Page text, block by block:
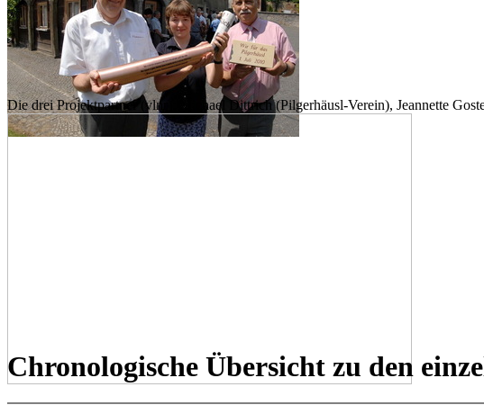
Die drei Projektpartner (vlnr): Michael Dittrich (Pilgerhäusl-Verein), Jeannette
Chronologische Übersicht zu den